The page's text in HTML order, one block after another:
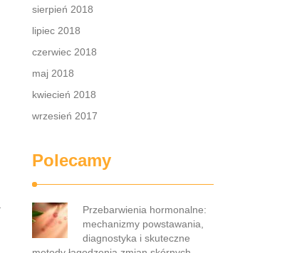
sierpień 2018
lipiec 2018
czerwiec 2018
maj 2018
kwiecień 2018
wrzesień 2017
Polecamy
Przebarwienia hormonalne:
mechanizmy powstawania,
diagnostyka i skuteczne